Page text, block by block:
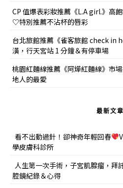
CP 值爆表彩妝推薦《L.A girl.》高
♡特別推薦不沾杯的唇彩
台北旅館推薦《雀客旅館 check in
潢，行天宮站 1 分鐘＆有停車場
桃園紅麵線推薦《阿燁紅麵線》市
地人的最愛
最新文章
看不出動過針！卻神奇年輕回春
學皮膚科診所
人生第一次手術，子宮肌腺瘤，拜
腔鏡紀錄＆心得